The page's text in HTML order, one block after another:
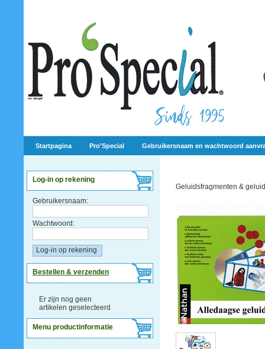
Startpagina Pro'Special Gebruikersnaam en wachtwoord
Log-in op rekening
Gebruikersnaam:
Wachtwoord:
Bestellen & verzenden
Er zijn nog geen
artikelen geselecteerd
Menu productinformatie
Geluidsfragmenten &